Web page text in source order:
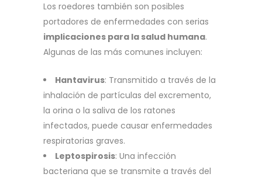
Los roedores también son posibles
portadores de enfermedades con serias
implicaciones para la salud humana.
Algunas de las más comunes incluyen:
Hantavirus: Transmitido a través de la
inhalación de partículas del excremento,
la orina o la saliva de los ratones
infectados, puede causar enfermedades
respiratorias graves.
Leptospirosis: Una infección
bacteriana que se transmite a través del